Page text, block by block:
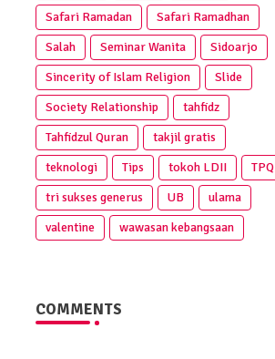
Safari Ramadan
Safari Ramadhan
Salah
Seminar Wanita
Sidoarjo
Sincerity of Islam Religion
Slide
Society Relationship
tahfidz
Tahfidzul Quran
takjil gratis
teknologi
Tips tokoh LDII
TPQ
tri sukses generus
UB
ulama
valentine
wawasan kebangsaan
COMMENTS